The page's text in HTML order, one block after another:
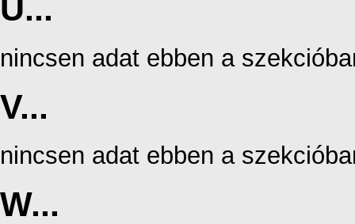
U...
nincsen adat ebben a
V...
nincsen adat ebben a
W...